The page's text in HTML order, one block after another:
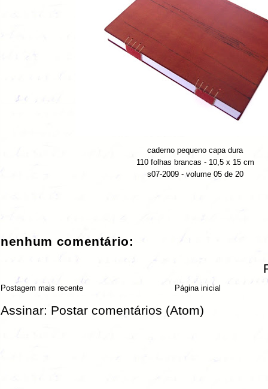
caderno pequeno capa dura
110 folhas brancas - 10,5 x 15 cm
s07-2009 - volume 05 de 20
nenhum comentário:
Postagem mais recente Página inicial
Assinar: Postar comentários (Atom)